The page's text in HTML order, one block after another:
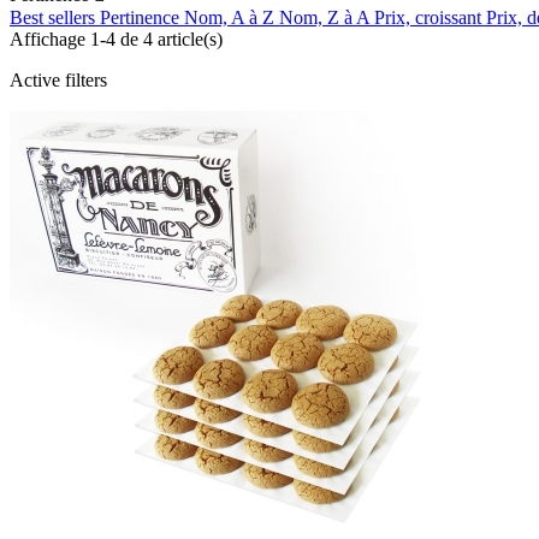
Best sellers Pertinence Nom, A à Z Nom, Z à A Prix, croissant Prix,
Affichage 1-4 de 4 article(s)
Active filters